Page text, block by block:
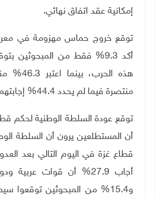
إمكانية عقد اتفاق نهائي.
توقع خروج حماس مهزومة في
أكد 9.3% فقط من
هذه
منتصرة فيما لم يحدد 44.4% إجابتهم.
توقع عودة السلطة الوطنية لحكم
أن المستطلعين يرون أن السلطة
أجاب 27.9% أن قوات
و15.4% من المبحوثين توقعوا